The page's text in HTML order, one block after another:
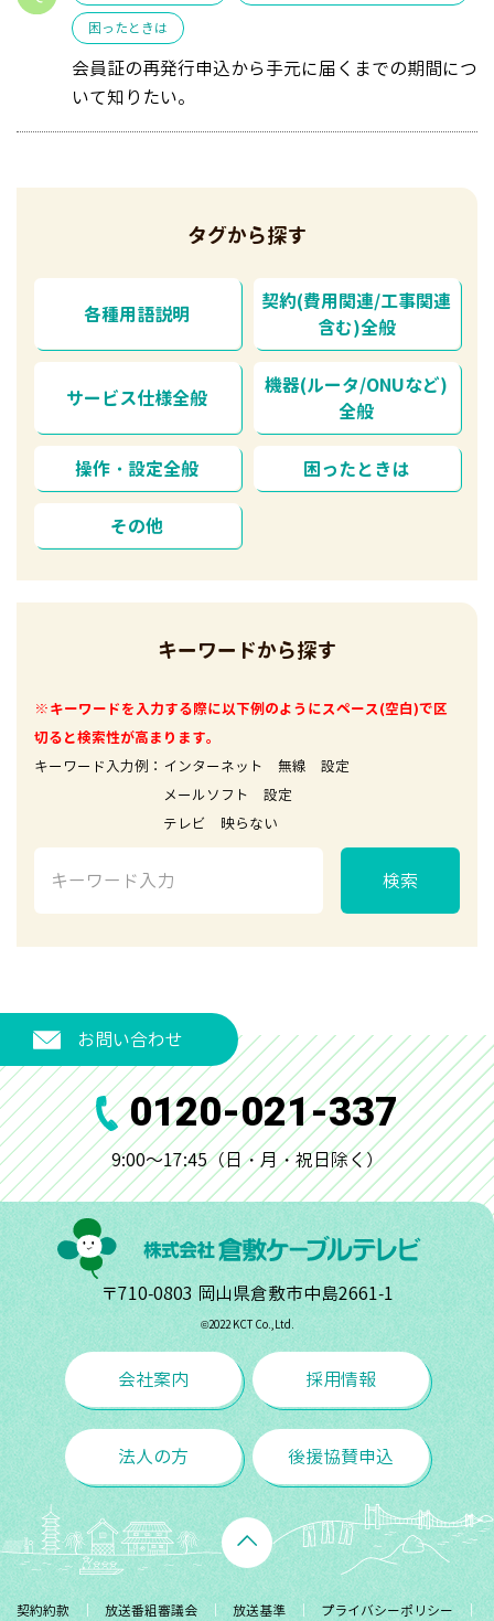
困ったときは
会員証の再発行申込から手元に届くまでの期間につ
いて知りたい。
タグから探す
各種用語説明
契約(費用関連/工事関連
含む)全般
サービス仕様全般
機器(ルータ/ONUなど)
全般
操作・設定全般 困ったときは
その他
キーワードから探す
※キーワードを入力する際に以下例のようにスペース(空白)で区
切ると検索性が高まります。
キーワード入力例：インターネット 無線 設定
メールソフト 設定
テレビ 映らない
検索
お問い合わせ
0120-021-337
9:00～17:45（日・月・祝日除く）
〒710-0803 岡山県倉敷市中島2661-1
©︎2022 KCT Co.,Ltd.
会社案内 採用情報
法人の方 後援協賛申込
契約約款 放送番組審議会 放送基準 プライバシーポリシー